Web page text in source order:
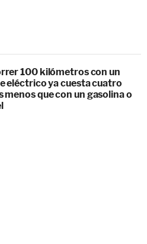
100 kilómetros con un
eléctrico ya cuesta cuatro
menos que con un gasolina o